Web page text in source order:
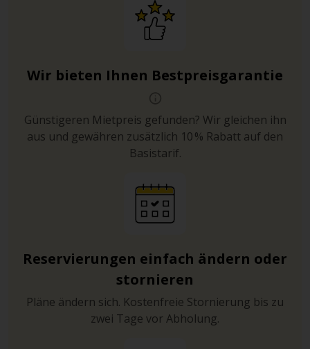
Wir bieten Ihnen Bestpreisgarantie
Günstigeren Mietpreis gefunden? Wir gleichen ihn
aus und gewähren zusätzlich 10 % Rabatt auf den
Basistarif.
Reservierungen einfach ändern oder
stornieren
Pläne ändern sich. Kostenfreie Stornierung bis zu
zwei Tage vor Abholung.